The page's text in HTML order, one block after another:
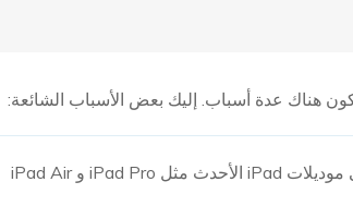
ميزة تقسيم الشاشة متاحة فقط على موديلات iPad الأحدث مثل iPad Pro و iPad Air